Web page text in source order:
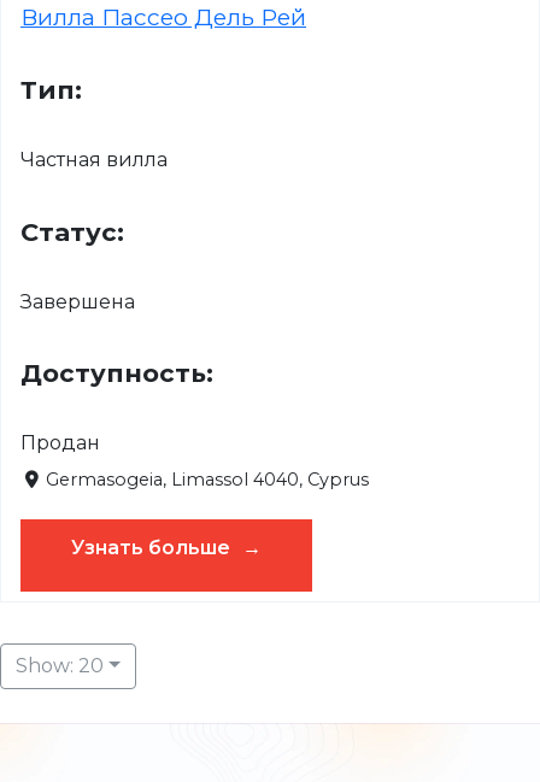
Вилла Пассео Дель Рей
Тип:
Частная вилла
Статус:
Завершена
Доступность:
Продан
Germasogeia, Limassol 4040, Cyprus
Узнать больше
Show: 20